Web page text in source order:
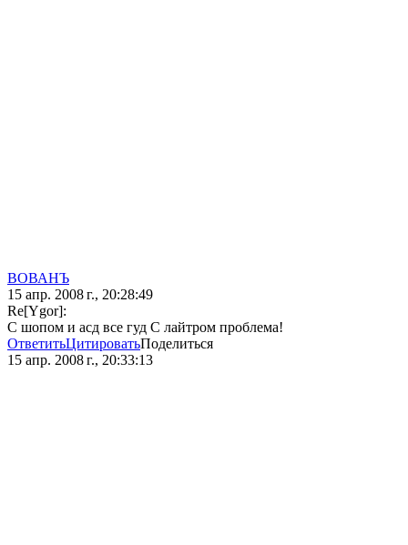
ВОВАНЪ
15 апр. 2008 г., 20:28:49
Re[Ygor]:
С шопом и асд все гуд С лайтром проблема!
ОтветитьЦитироватьПоделиться
15 апр. 2008 г., 20:33:13